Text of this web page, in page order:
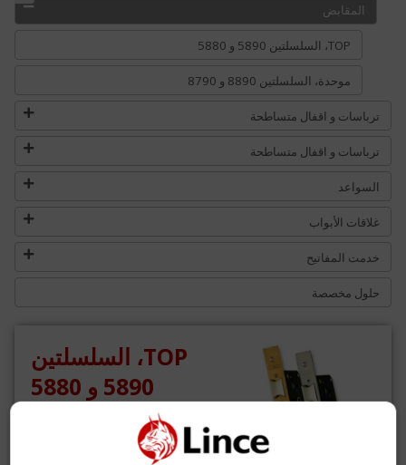
المقابض
TOP، السلسلتين 5890 و 5880
موحدة، السلسلتين 8890 و 8790
ترباسات و اقفال متساطحة
ترباسات و اقفال متساطحة
السواعد
غلاقات الأبواب
خدمت المفاتيح
حلول مخصصة
TOP، السلسلتين
5890 و 5880
مقابض TOP تشكل سلسلة
راقية في صندوق مغلق.